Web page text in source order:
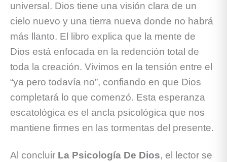
universal. Dios tiene una visión clara de un
cielo nuevo y una tierra nueva donde no habrá
más llanto. El libro explica que la mente de
Dios está enfocada en la redención total de
toda la creación. Vivimos en la tensión entre el
“ya pero todavía no”, confiando en que Dios
completará lo que comenzó. Esta esperanza
escatológica es el ancla psicológica que nos
mantiene firmes en las tormentas del presente.
Al concluir La Psicología De Dios, el lector se